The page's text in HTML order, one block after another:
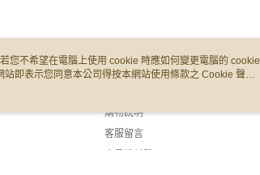
購物說明
客服留言
您不希望在電腦上使用 cookie 時應如何變更電腦的 cookie
站即表示您同意本公司得按本網站使用條款之 Cookie 聲明